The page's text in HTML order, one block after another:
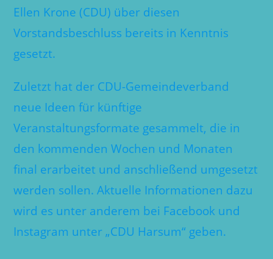
Ellen Krone (CDU) über diesen
Vorstandsbeschluss bereits in Kenntnis
gesetzt.
Zuletzt hat der CDU-Gemeindeverband
neue Ideen für künftige
Veranstaltungsformate gesammelt, die in
den kommenden Wochen und Monaten
final erarbeitet und anschließend umgesetzt
werden sollen. Aktuelle Informationen dazu
wird es unter anderem bei Facebook und
Instagram unter „CDU Harsum“ geben.